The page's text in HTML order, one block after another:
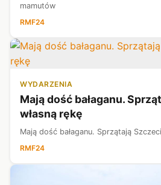
mamutów
RMF24
WYDARZENIA
Mają dość bałaganu.
własną rękę
Mają dość bałaganu. Sprzątają
RMF24